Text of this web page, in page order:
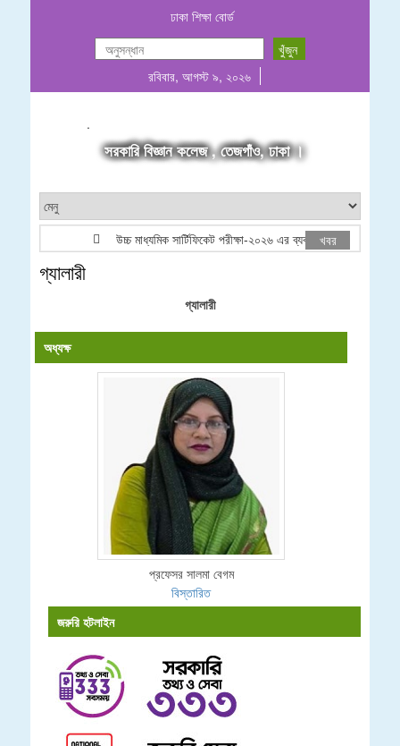
ঢাকা শিক্ষা বোর্ড
রবিবার, আগস্ট ৯, ২০২৬
.
সরকারি বিজ্ঞান কলেজ , তেজগাঁও, ঢাকা ।
উচ্চ মাধ্যমিক সার্টিফিকেট পরীক্ষা-২০২৬ এর ব্যবহারিক পরীক্ষার
খবর
গ্যালারী
গ্যালারী
অধ্যক্ষ
প্রফেসর সালমা বেগম
বিস্তারিত
জরুরি হটলাইন